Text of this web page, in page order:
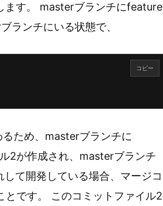
ます。 masterブランチにfeature
ランチにいる状態で、
コピー
ため、masterブランチに
2が作成され、masterブランチ
て開発している場合、マージコ
とです。 このコミットファイル2